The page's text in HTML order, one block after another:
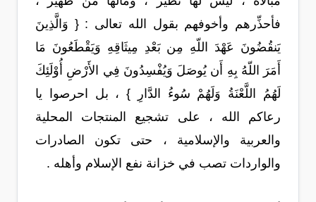
فأحذِّرهم وأخوفهم بقول الله تعالى : { وَالَّذِينَ
يَنقُضُونَ عَهْدَ اللّهِ مِن بَعْدِ مِيثَاقِهِ وَيَقْطَعُونَ مَا
أَمَرَ اللّهُ بِهِ أَن يُوصَلَ وَيُفْسِدُونَ فِي الأَرْضِ أُوْلَئِكَ
لَهُمُ اللَّعْنَةُ وَلَهُمْ سُوءُ الدَّارِ } ، بل احرصوا يا
رعاكم الله ، على تشجيع المنتجات المحلية
والعربية والإسلامية ، حتى تكون الصادرات
والواردات تصب في خزانة نفع الإسلام وأهله .